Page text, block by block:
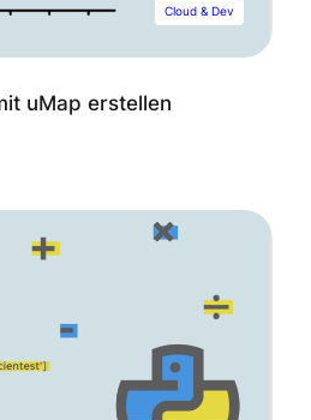
Cloud & Dev
uMap erstellen